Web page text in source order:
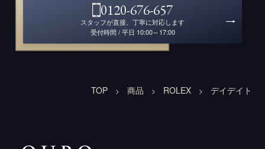
0120-676-657
スタッフが直接、丁寧に対応します
受付時間 / 平日 10:00～17:00
TOP > 商品 > ROLEX > デイデイト